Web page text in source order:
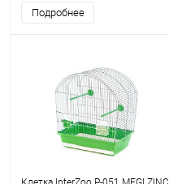
Подробнее